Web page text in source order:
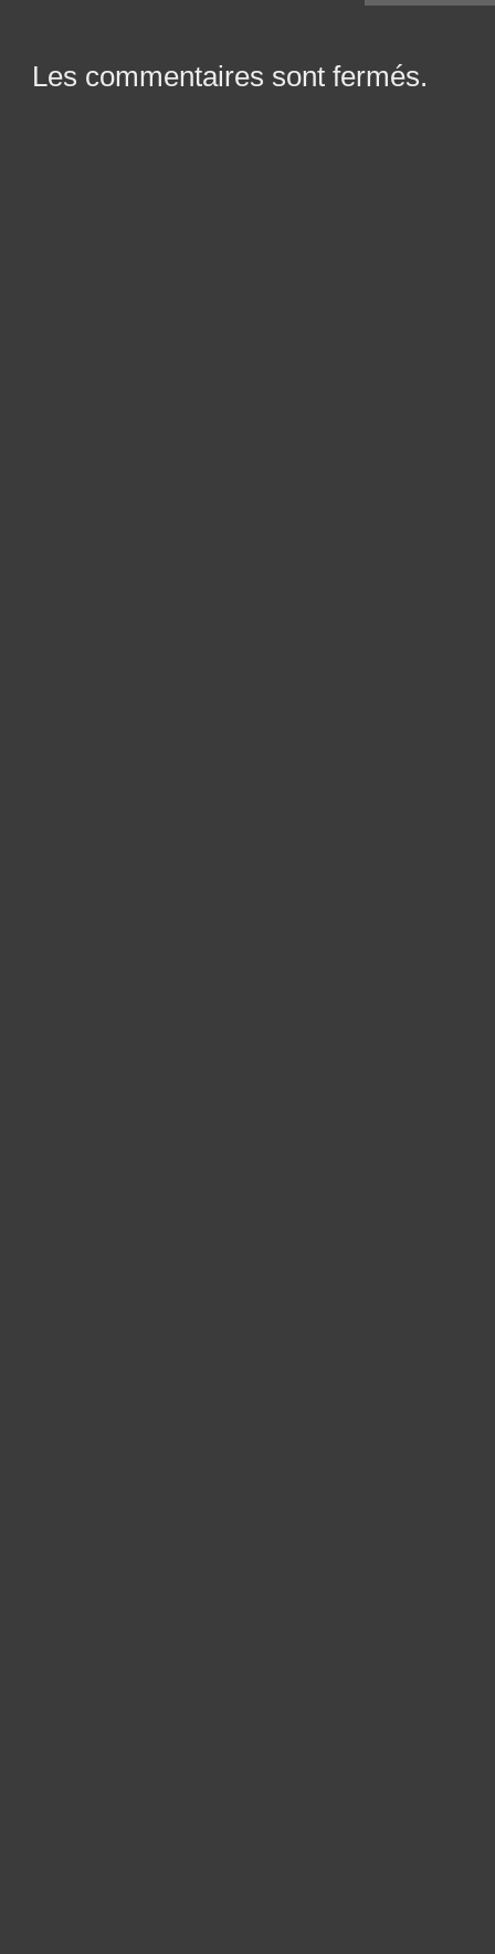
Les commentaires sont fermés.